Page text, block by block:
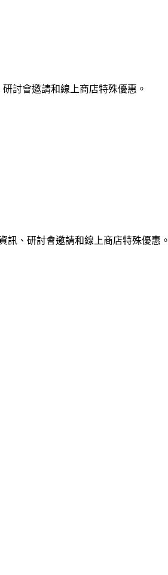
討會邀請和線上商店特殊優惠。
訊、研討會邀請和線上商店特殊優惠。